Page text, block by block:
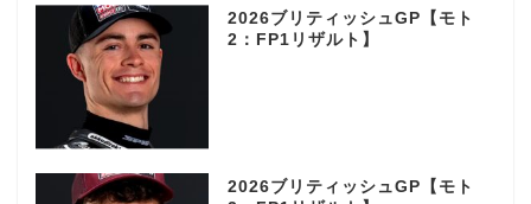
2026ブリティッシュGP【モト
2：FP1リザルト】
2026ブリティッシュGP【モト